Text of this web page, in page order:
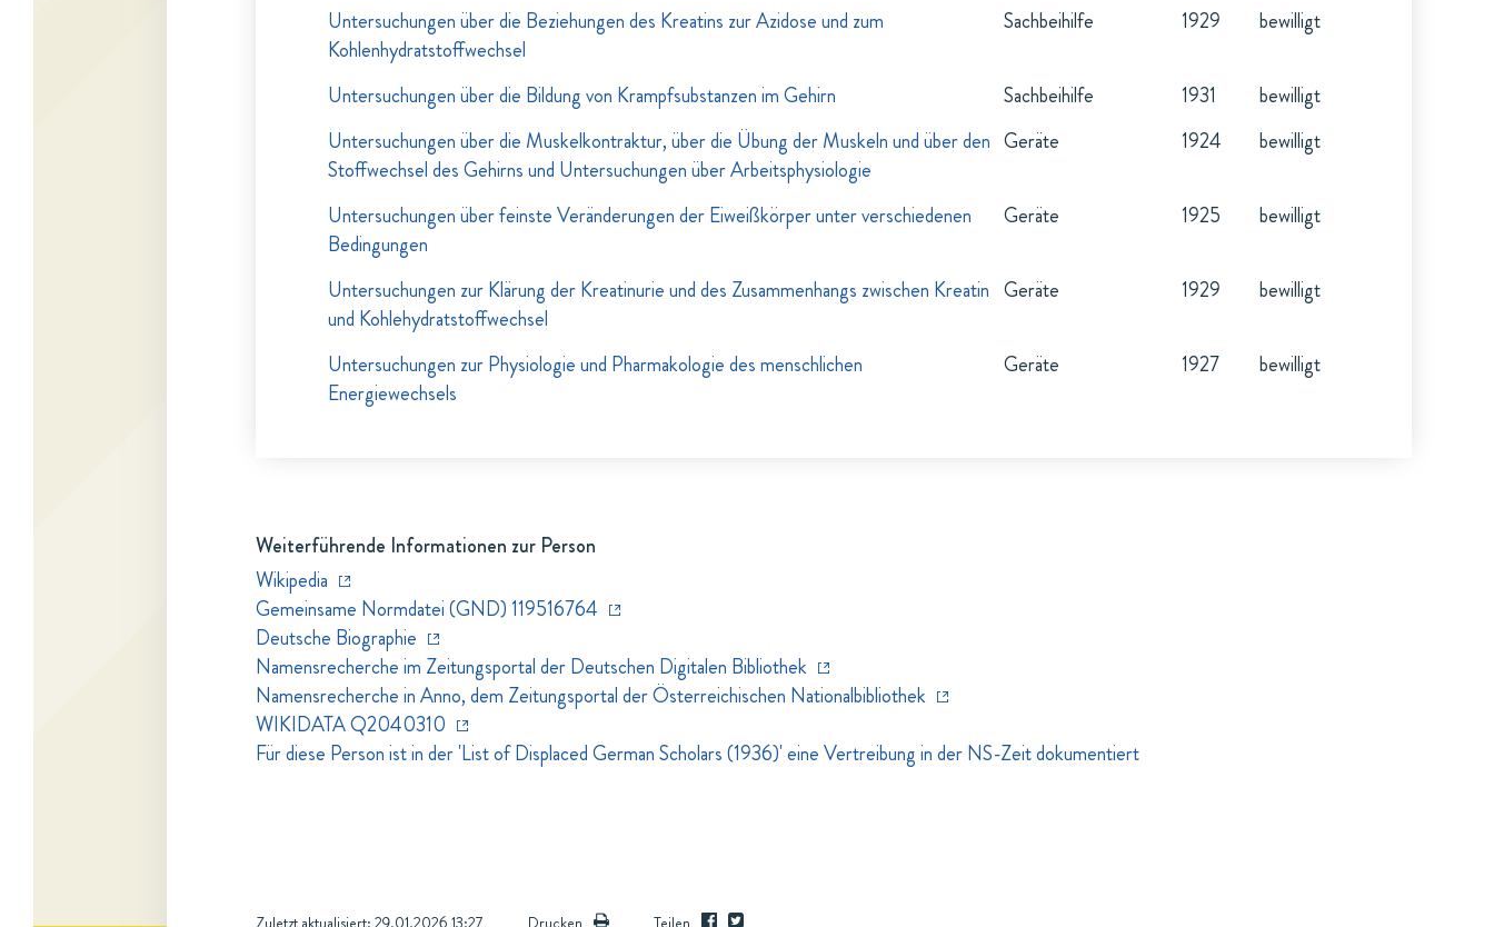
Untersuchungen über die Beziehungen des Kreatins zur Azidose und zum
Kohlenhydratstoffwechsel
Sachbeihilfe 1929 bewilligt
Untersuchungen über die Bildung von Krampfsubstanzen im Gehirn Sachbeihilfe 1931
bewilligt
Untersuchungen über die Muskelkontraktur, über die Übung der Muskeln und über den
Stoffwechsel des Gehirns und Untersuchungen über Arbeitsphysiologie
Geräte 1924 bewilligt
Untersuchungen über feinste Veränderungen der Eiweißkörper unter verschiedenen
Bedingungen
Geräte 1925 bewilligt
Untersuchungen zur Klärung der Kreatinurie und des Zusammenhangs zwischen Kreatin
und Kohlehydratstoffwechsel
Geräte 1929 bewilligt
Untersuchungen zur Physiologie und Pharmakologie des menschlichen
Energiewechsels
Geräte 1927 bewilligt
Weiterführende Informationen zur Person
Wikipedia
Gemeinsame Normdatei (GND) 119516764
Deutsche Biographie
Namensrecherche im Zeitungsportal der Deutschen Digitalen Bibliothek
Namensrecherche in Anno, dem Zeitungsportal der Österreichischen Nationalbibliothek
WIKIDATA Q2040310
Für diese Person ist in der 'List of Displaced German Scholars (1936)' eine Vertreibung in der NS-Zeit dokumentiert
Zuletzt aktualisiert: 29.01.2026 13:27 Drucken Teilen